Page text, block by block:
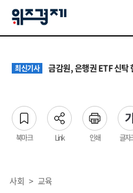
최신기사 금감원, 은행권 ETF 신탁
최신기사 서울 집값 다시 0.26% 상
최신기사 AI가 예금·보험까지 골라주
북마크 Link 인쇄 글자
사회 > 교육